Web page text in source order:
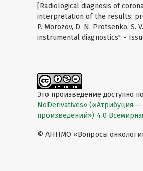
[Radiological diagnosis of
interpretation of the results:
P. Morozov, D. N. Protsenko,
instrumental diagnostics". -
Это произведение доступно по
NoDerivatives» («Атрибуция
произведений») 4.0
© АННМО «Вопросы